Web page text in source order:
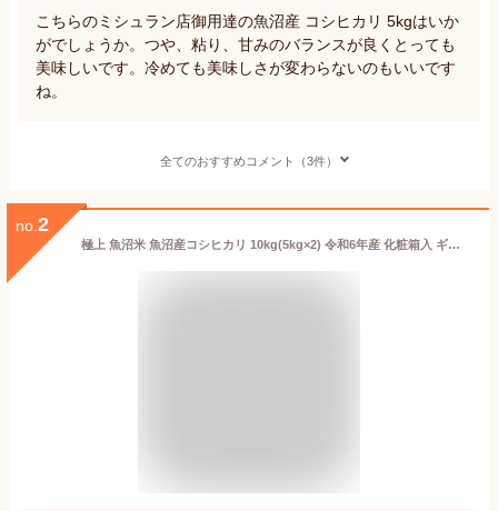
こちらのミシュラン店御用達の魚沼産 コシヒカリ 5kgはいか
がでしょうか。つや、粘り、甘みのバランスが良くとっても
美味しいです。冷めても美味しさが変わらないのもいいです
ね。
全てのおすすめコメント（3件）
no. 2
極上 魚沼米 魚沼産コシヒカリ 10kg(5kg×2) 令和6年産 化粧箱入 ギフト プレゼント 魚沼産 米 お米 白米 10キロ こしひかり 一等米 特Aランク 高級米 ブランド米 お礼 お祝い 内祝い 結婚 出産 入学 卒業 新潟 細山商店